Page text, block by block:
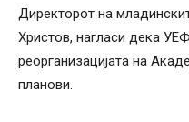
Директорот на
Христов, нагласи дека
реорганизацијата на
планови.